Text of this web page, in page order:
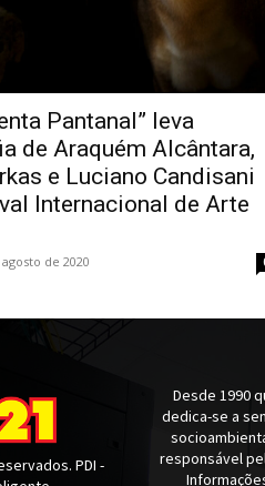
Pantanal” leva
de Araquém Alcântara,
e Luciano Candisani
Internacional de Arte
de 2020
PDI -
Desde 1990
dedica-se a
responsável